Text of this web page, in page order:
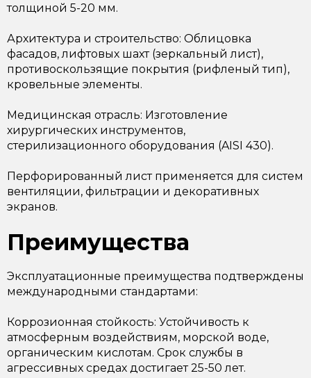
толщиной 5-20 мм.
Архитектура и строительство: Облицовка
фасадов, лифтовых шахт (зеркальный лист),
противоскользящие покрытия (рифленый тип),
кровельные элементы.
Медицинская отрасль: Изготовление
хирургических инструментов,
стерилизационного оборудования (AISI 430).
Перфорированный лист применяется для систем
вентиляции, фильтрации и декоративных
экранов.
Преимущества
Эксплуатационные преимущества подтверждены
международными стандартами:
Коррозионная стойкость: Устойчивость к
атмосферным воздействиям, морской воде,
органическим кислотам. Срок службы в
агрессивных средах достигает 25-50 лет.